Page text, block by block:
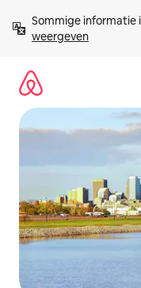
direct
naar
Sommige informatie
weergeven